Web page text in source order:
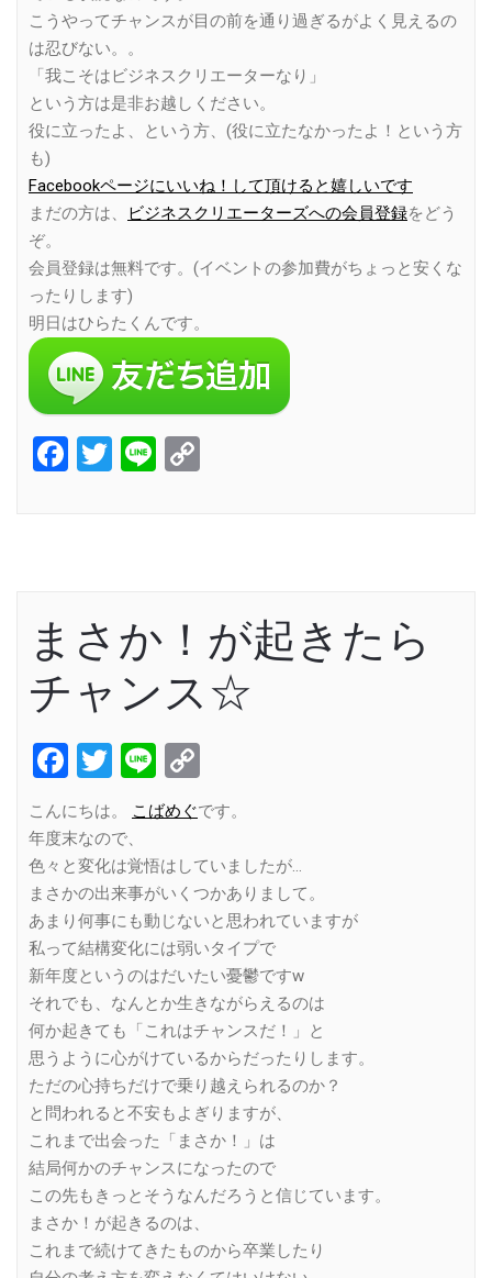
こうやってチャンスが目の前を通り過ぎるがよく見えるの
は忍びない。。
「我こそはビジネスクリエーターなり」
という方は是非お越しください。
役に立ったよ、という方、(役に立たなかったよ！という方
も)
Facebookページにいいね！して頂けると嬉しいです
まだの方は、
ビジネスクリエーターズへの会員登録をどう
ぞ。
会員登録は無料です。(イベントの参加費がちょっと安くな
ったりします)
明日はひらたくんです。
Facebook
Twitter
Line
まさか！が起きたら
チャンス☆
Facebook
Twitter
Line
Link
こんにちは。 こばめぐです。
年度末なので、
色々と変化は覚悟はしていましたが…
まさかの出来事がいくつかありまして。
あまり何事にも動じないと思われていますが
私って結構変化には弱いタイプで
新年度というのはだいたい憂鬱ですw
それでも、なんとか生きながらえるのは
何か起きても「これはチャンスだ！」と
思うように心がけているからだったりします。
ただの心持ちだけで乗り越えられるのか？
と問われると不安もよぎりますが、
これまで出会った「まさか！」は
結局何かのチャンスになったので
この先もきっとそうなんだろうと信じています。
まさか！が起きるのは、
これまで続けてきたものから卒業したり